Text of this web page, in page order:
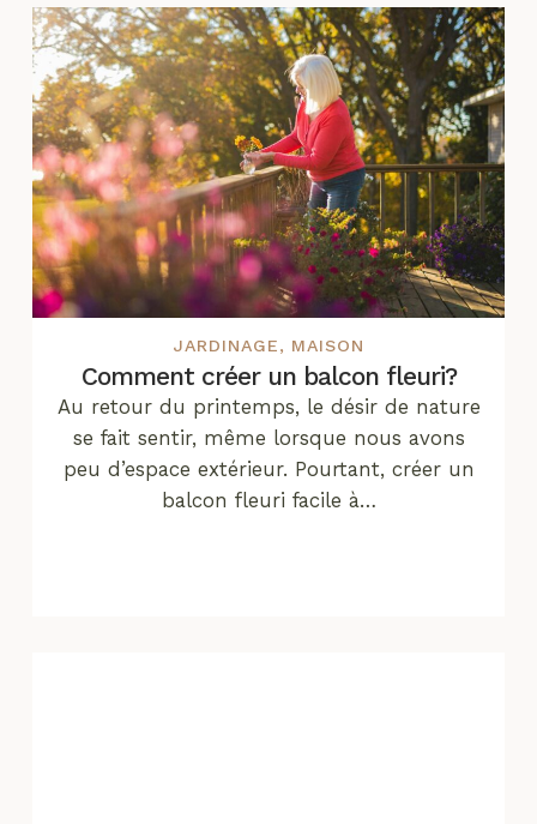
JARDINAGE, MAISON
Comment créer un balcon fleuri?
Au retour du printemps, le désir de nature
se fait sentir, même lorsque nous avons
peu d’espace extérieur. Pourtant, créer un
balcon fleuri facile à…